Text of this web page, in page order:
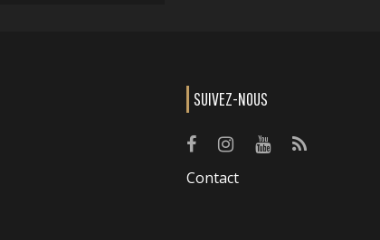
SUIVEZ-NOUS
Contact